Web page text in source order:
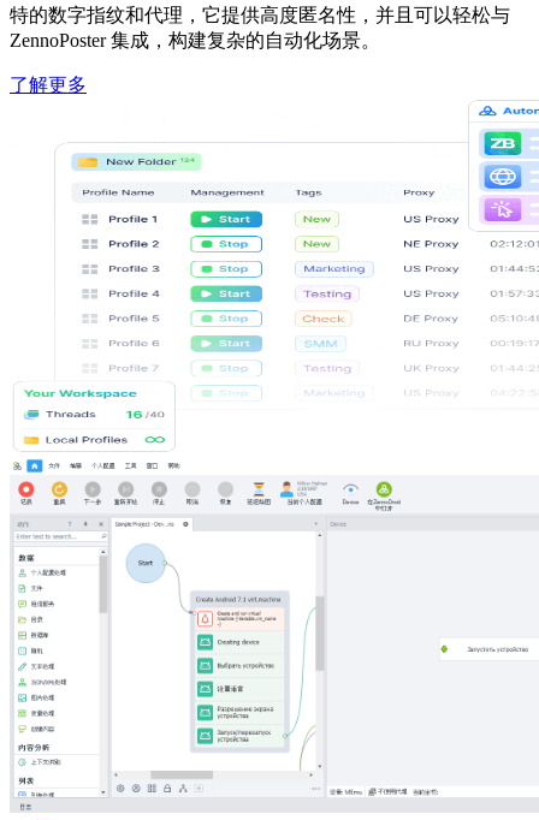
特的数字指纹和代理，它提供高度匿名性，并且可以轻松与
ZennoPoster 集成，构建复杂的自动化场景。
了解更多